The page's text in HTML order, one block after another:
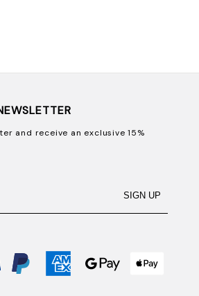
and receive an exclusive 15%
SIGN UP